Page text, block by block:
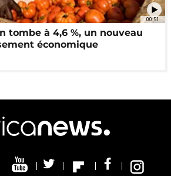
00:51
tombe à 4,6 %, un nouveau
économique